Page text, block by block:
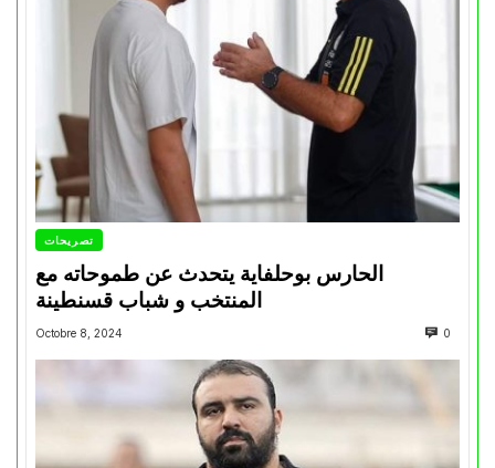
تصريحات
الحارس بوحلفاية يتحدث عن طموحاته مع
المنتخب و شباب قسنطينة
Octobre 8, 2024 0